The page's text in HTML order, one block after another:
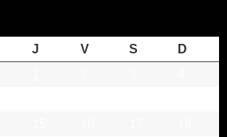
J V S
D